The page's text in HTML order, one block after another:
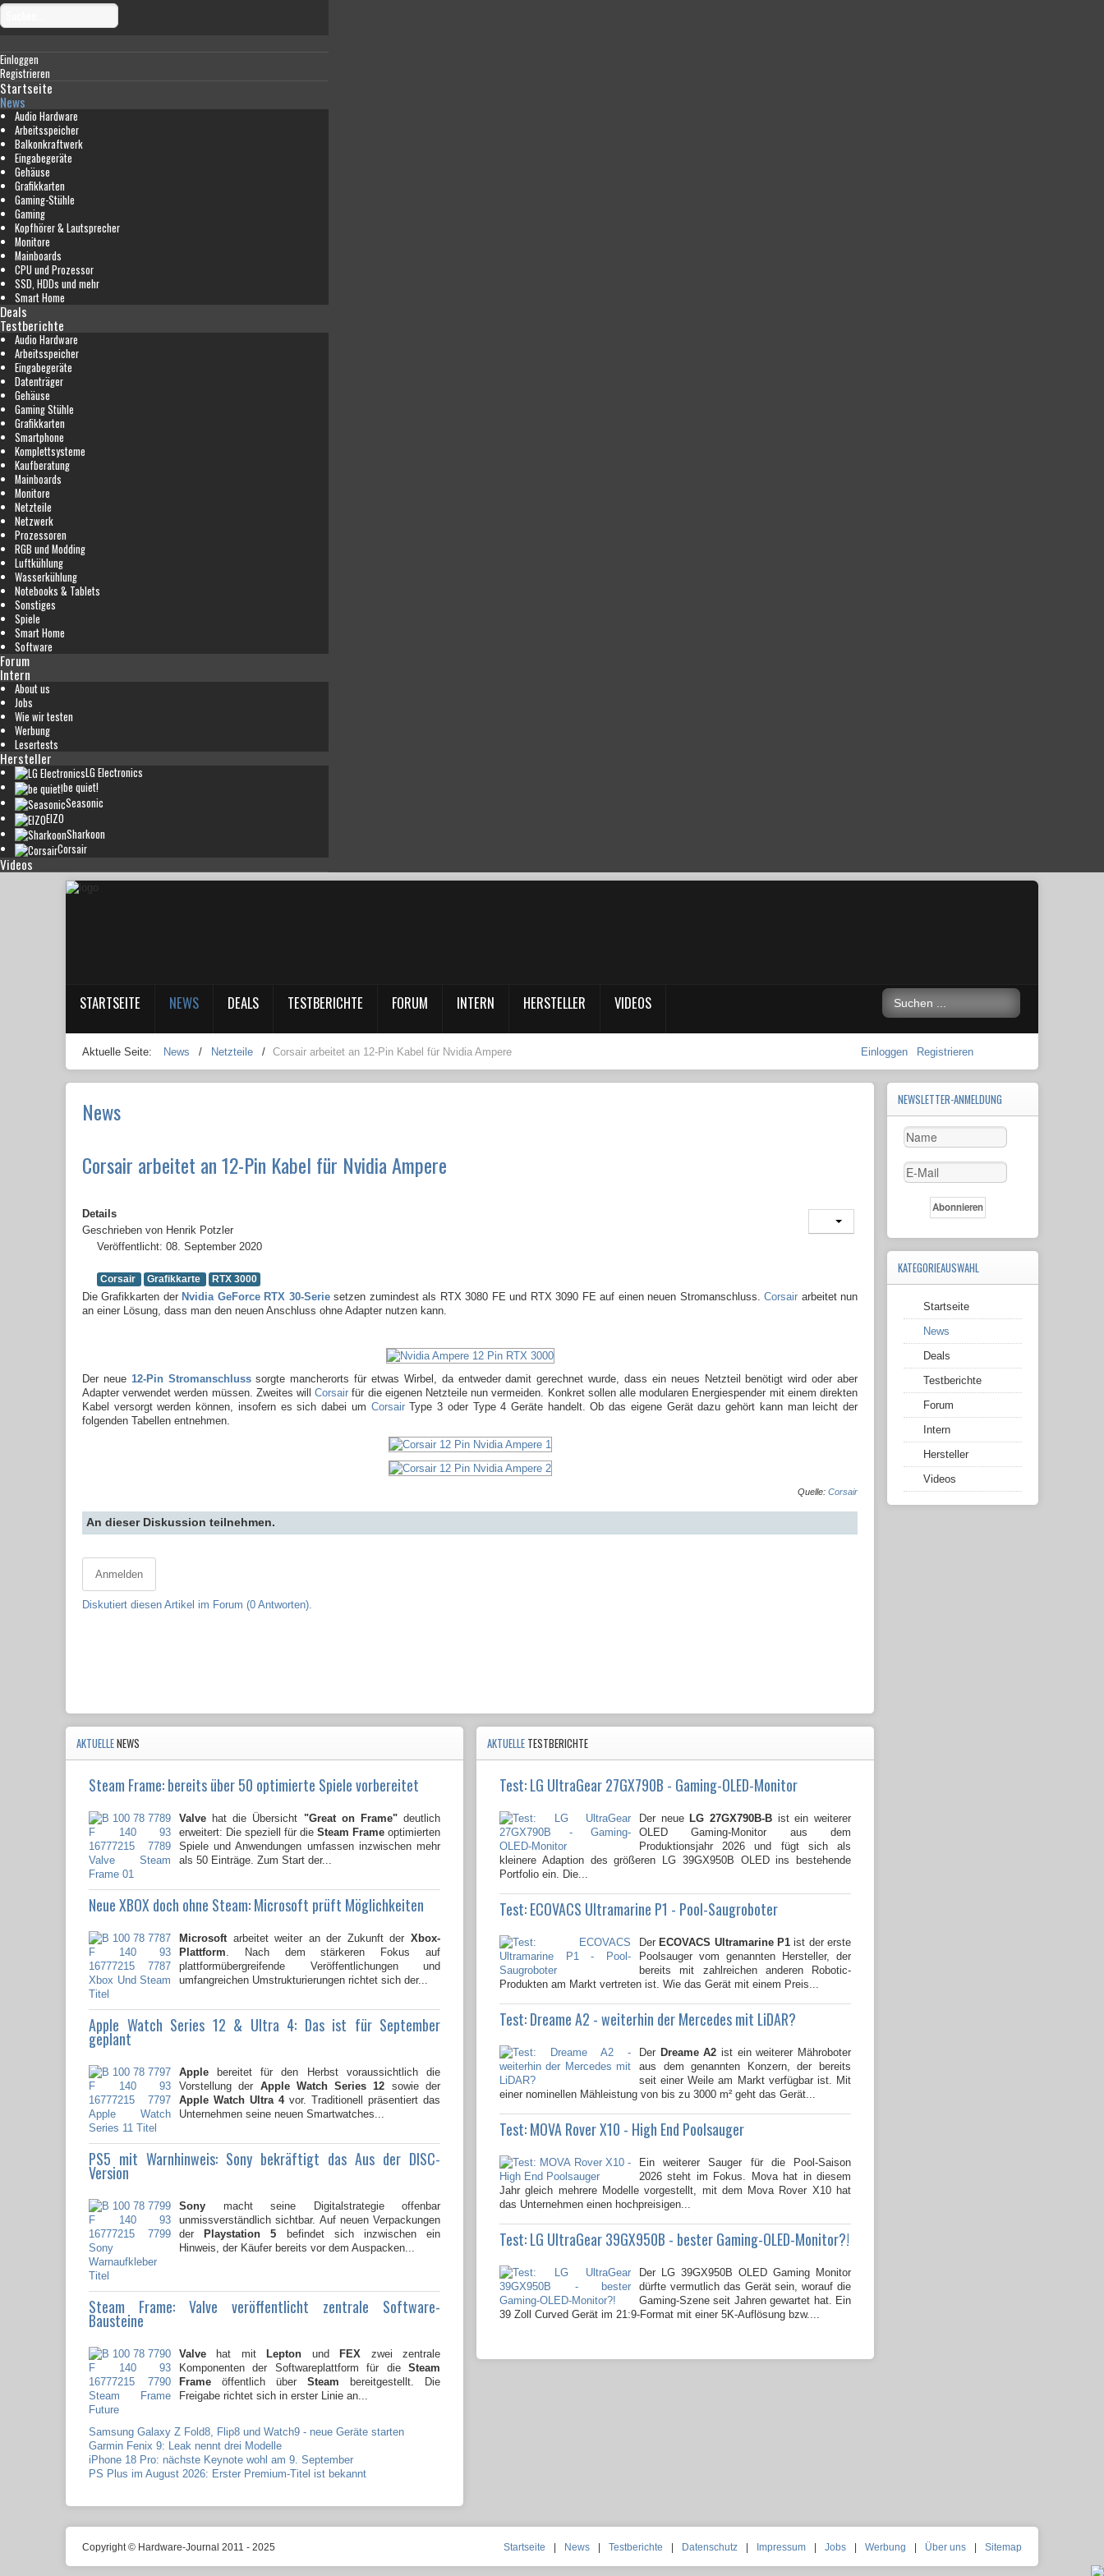
Einloggen
Registrieren
Startseite
News
Audio Hardware
Arbeitsspeicher
Balkonkraftwerk
Eingabegeräte
Gehäuse
Grafikkarten
Gaming-Stühle
Gaming
Kopfhörer & Lautsprecher
Monitore
Mainboards
CPU und Prozessor
SSD, HDDs und mehr
Smart Home
Deals
Testberichte
Audio Hardware
Arbeitsspeicher
Eingabegeräte
Datenträger
Gehäuse
Gaming Stühle
Grafikkarten
Smartphone
Komplettsysteme
Kaufberatung
Mainboards
Monitore
Netzteile
Netzwerk
Prozessoren
RGB und Modding
Luftkühlung
Wasserkühlung
Notebooks & Tablets
Sonstiges
Spiele
Smart Home
Software
Forum
Intern
About us
Jobs
Wie wir testen
Werbung
Lesertests
Hersteller
LG Electronics
be quiet!
Seasonic
EIZO
Sharkoon
Corsair
Videos
STARTSEITE NEWS DEALS TESTBERICHTE FORUM INTERN HERSTELLER VIDEOS
Aktuelle Seite: News / Netzteile / Corsair arbeitet an 12-Pin Kabel für Nvidia Ampere Einloggen Registrieren
News
Corsair arbeitet an 12-Pin Kabel für Nvidia Ampere
Details
Geschrieben von Henrik Potzler
Veröffentlicht: 08. September 2020
Corsair Grafikkarte RTX 3000
Die Grafikkarten der Nvidia GeForce RTX 30-Seriesetzen zumindest als RTX 3080 FE und RTX 3090 FE auf einen neuen Stromanschluss.Corsair arbeitet nun
an einer Lösung, dass man den neuen Anschluss ohne Adapter nutzen kann.
Der neue 12-Pin Stromanschlusssorgte mancherorts für etwas Wirbel, da entweder damit gerechnet wurde, dass ein neues Netzteil benötigt wird oder aber
Adapter verwendet werden müssen. Zweites willCorsair für die eigenen Netzteile nun vermeiden. Konkret sollen alle modularen Energiespender mit einem direkten
Kabel versorgt werden können, insofern es sich dabei um CorsairType 3 oder Type 4 Geräte handelt. Ob das eigene Gerät dazu gehört kann man leicht der
folgenden Tabellen entnehmen.
Quelle: Corsair
An dieser Diskussion teilnehmen.
Anmelden
Diskutiert diesen Artikel im Forum (0 Antworten).
AKTUELLENEWS
Steam Frame: bereits über 50 optimierte Spiele vorbereitet
Valve hat die Übersicht "Great on Frame"deutlich
erweitert: Die speziell für die Steam Frame optimierten
Spiele und Anwendungen umfassen inzwischen mehr
als 50 Einträge. Zum Start der...
Neue XBOX doch ohne Steam: Microsoft prüft Möglichkeiten
Microsoft arbeitet weiter an der Zukunft der Xbox-
Plattform . Nach dem stärkeren Fokus auf
plattformübergreifende Veröffentlichungen und
umfangreichen Umstrukturierungen richtet sich der...
Apple Watch Series 12 & Ultra 4: Das ist für September
geplant
Apple bereitet für den Herbst voraussichtlich die
Vorstellung der Apple Watch Series 12 sowie der
Apple Watch Ultra 4vor. Traditionell präsentiert das
Unternehmen seine neuen Smartwatches...
PS5 mit Warnhinweis: Sony bekräftigt das Aus der DISC-
Version
Sony macht seine Digitalstrategie offenbar
unmissverständlich sichtbar. Auf neuen Verpackungen
derPlaystation 5 befindet sich inzwischen ein
Hinweis, der Käufer bereits vor dem Auspacken...
Steam Frame: Valve veröffentlicht zentrale Software-
Bausteine
Valve hat mitLepton undFEX zwei zentrale
Komponenten der Softwareplattform für die Steam
Frame öffentlich über Steam bereitgestellt. Die
Freigabe richtet sich in erster Linie an...
Samsung Galaxy Z Fold8, Flip8 und Watch9 - neue Geräte starten
Garmin Fenix 9: Leak nennt drei Modelle
iPhone 18 Pro: nächste Keynote wohl am 9. September
PS Plus im August 2026: Erster Premium-Titel ist bekannt
AKTUELLE TESTBERICHTE
Test: LG UltraGear 27GX790B - Gaming-OLED-Monitor
Der neueLG 27GX790B-B ist ein weiterer
OLED Gaming-Monitor aus dem
Produktionsjahr 2026 und fügt sich als
kleinere Adaption des größeren LG 39GX950B OLED ins bestehende
Portfolio ein. Die...
Test: ECOVACS Ultramarine P1 - Pool-Saugroboter
DerECOVACS Ultramarine P1 ist der erste
Poolsauger vom genannten Hersteller, der
bereits mit zahlreichen anderen Robotic-
Produkten am Markt vertreten ist. Wie das Gerät mit einem Preis...
Test: Dreame A2 - weiterhin der Mercedes mit LiDAR?
Der Dreame A2 ist ein weiterer Mähroboter
aus dem genannten Konzern, der bereits
seit einer Weile am Markt verfügbar ist. Mit
einer nominellen Mähleistung von bis zu 3000 m² geht das Gerät...
Test: MOVA Rover X10 - High End Poolsauger
Ein weiterer Sauger für die Pool-Saison
2026 steht im Fokus. Mova hat in diesem
Jahr gleich mehrere Modelle vorgestellt, mit dem Mova Rover X10 hat
das Unternehmen einen hochpreisigen...
Test: LG UltraGear 39GX950B - bester Gaming-OLED-Monitor?!
Der LG 39GX950B OLED Gaming Monitor
dürfte vermutlich das Gerät sein, worauf die
Gaming-Szene seit Jahren gewartet hat. Ein
39 Zoll Curved Gerät im 21:9-Format mit einer 5K-Auflösung bzw....
NEWSLETTER-ANMELDUNG
KATEGORIEAUSWAHL
Startseite
News
Deals
Testberichte
Forum
Intern
Hersteller
Videos
Copyright © Hardware-Journal 2011 - 2025 Sitemap
Über uns
Werbung
Jobs
Impressum
Datenschutz
Testberichte
News
Startseite